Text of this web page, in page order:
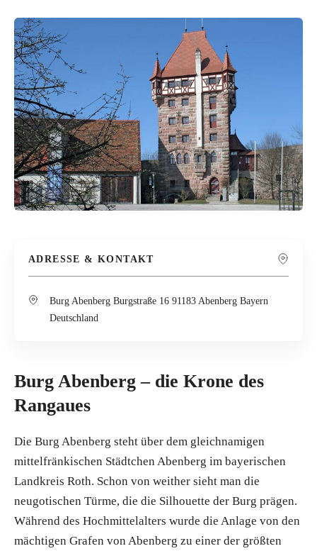
ADRESSE & KONTAKT
Burg Abenberg Burgstraße 16 91183 Abenberg Bayern
Deutschland
Burg Abenberg – die Krone des
Rangaues
Die Burg Abenberg steht über dem gleichnamigen
mittelfränkischen Städtchen Abenberg im bayerischen
Landkreis Roth. Schon von weither sieht man die
neugotischen Türme, die die Silhouette der Burg prägen.
Während des Hochmittelalters wurde die Anlage von den
mächtigen Grafen von Abenberg zu einer der größten